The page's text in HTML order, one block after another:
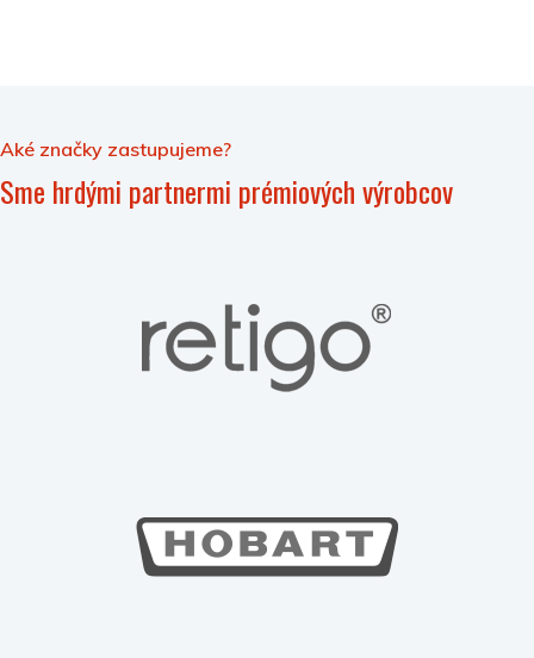
Aké značky zastupujeme?
Sme hrdými partnermi prémiových výrobcov